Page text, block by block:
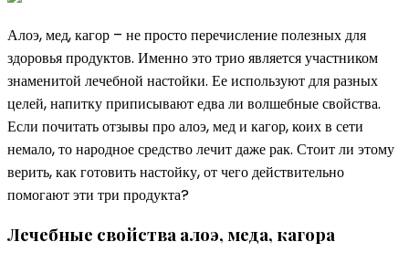
Алоэ, мед, кагор – не просто перечисление полезных для
здоровья продуктов. Именно это трио является участником
знаменитой лечебной настойки. Ее используют для разных
целей, напитку приписывают едва ли волшебные свойства.
Если почитать отзывы про алоэ, мед и кагор, коих в сети
немало, то народное средство лечит даже рак. Стоит ли этому
верить, как готовить настойку, от чего действительно
помогают эти три продукта?
Лечебные свойства алоэ, меда, кагора